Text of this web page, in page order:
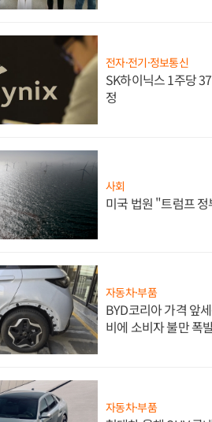
전자·전기·정보통신
SK하이닉스 1주당
정
사회
미국 법원 "트럼프
자동차·부품
BYD코리아 가격 앞
비에 소비자 불만 폭
자동차·부품